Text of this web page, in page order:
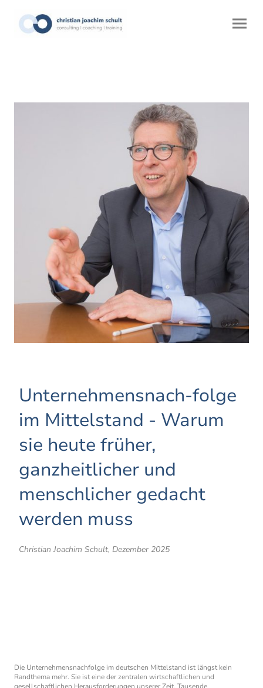
Unternehmensnach-folge
im Mittelstand - Warum
sie heute früher,
ganzheitlicher und
menschlicher gedacht
werden muss
Christian Joachim Schult, Dezember 2025
Die Unternehmensnachfolge im deutschen Mittelstand ist längst kein
Randthema mehr. Sie ist eine der zentralen wirtschaftlichen und